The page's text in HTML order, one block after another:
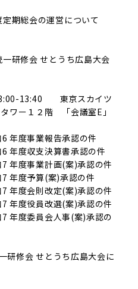
定期総会の運営について
研修会 せとうち広島大会
13:40 東京スカイツ
ワー１２階 「会議室E」
年度事業報告承認の件
年度収支決算書承認の件
年度事業計画(案)承認の件
年度予算(案)承認の件
年度会則改定(案)承認の件
年度役員改選(案)承認の件
年度委員会人事(案)承認の
研修会 せとうち広島大会に